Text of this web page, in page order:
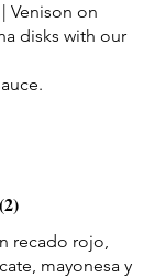
Venison on
disks with our
recado rojo,
mayonesa y